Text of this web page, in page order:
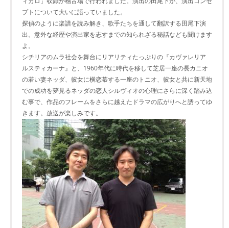
プトについて大いに語っていました。
探偵のように楽譜を読み解き、歌手たちを通して翻訳する田尾下演
出。意外な経歴や演出家を志すまでの知られざる秘話なども聞けます
よ。
シチリアのムラ社会を舞台にリアリティたっぷりの『カヴァレリア
ルスティカーナ』と、1960年代に時代を移して芝居一座の長カニオ
の若い妻ネッダ、彼女に横恋慕する一座のトニオ、彼女と共に新天地
での成功を夢見るネッダの恋人シルヴィオの心理にさらに深く踏み込
む事で、作品のフレームをさらに越えたドラマの広がりへと誘ってゆ
きます。放送が楽しみです。